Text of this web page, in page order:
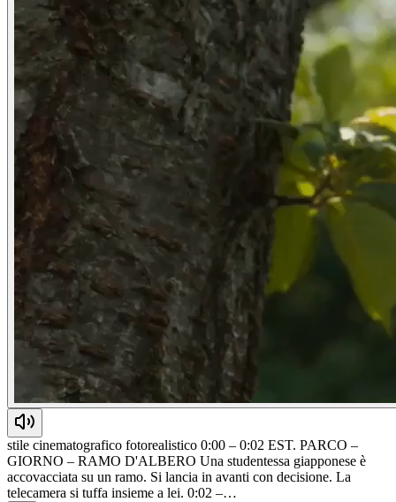
stile cinematografico fotorealistico 0:00 – 0:02 EST. PARCO –
GIORNO – RAMO D'ALBERO Una studentessa giapponese è
accovacciata su un ramo. Si lancia in avanti con decisione. La
telecamera si tuffa insieme a lei. 0:02 –…